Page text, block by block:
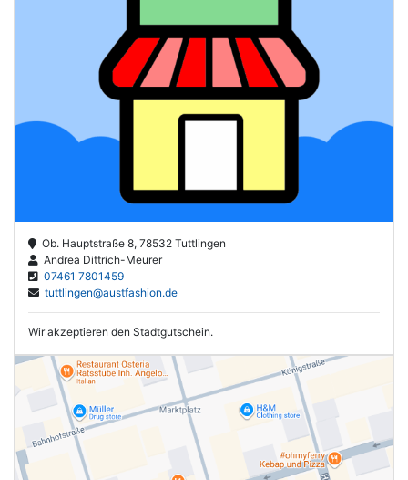
Ob. Hauptstraße 8, 78532 Tuttlingen
Andrea Dittrich-Meurer
07461 7801459
tuttlingen@austfashion.de
Wir akzeptieren den Stadtgutschein.